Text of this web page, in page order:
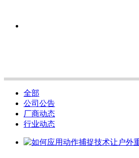
全部
公司公告
厂商动态
行业动态